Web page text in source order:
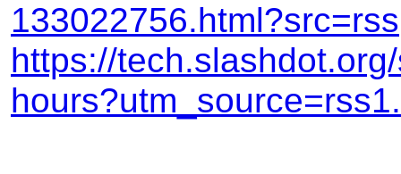
133022756.html?src=rss
https://